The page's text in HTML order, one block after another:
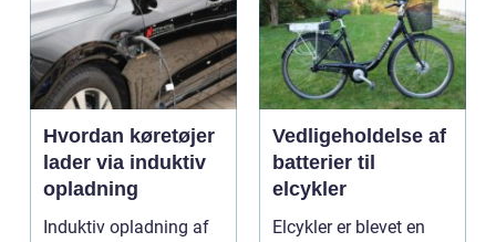
Hvordan køretøjer
lader via induktiv
opladning
Induktiv opladning af
Vedligeholdelse af
batterier til
elcykler
Elcykler er blevet en